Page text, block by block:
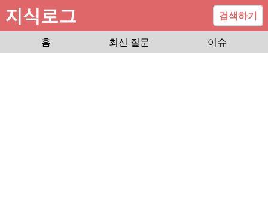
지식로그
검색하기
홈
최신 질문 이슈